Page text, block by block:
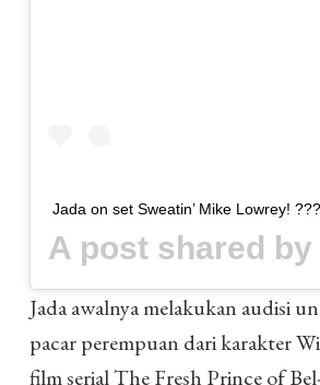
Jada on set Sweatin’ Mike Lowrey!
A post shared by
Jada awalnya melakukan audisi
pacar perempuan dari karakter
film serial The Fresh Prince of